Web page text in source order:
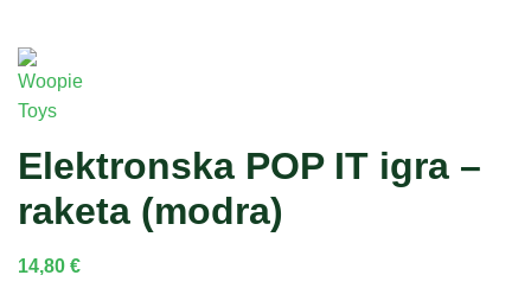
Elektronska POP IT igra –
raketa (modra)
14,80 €